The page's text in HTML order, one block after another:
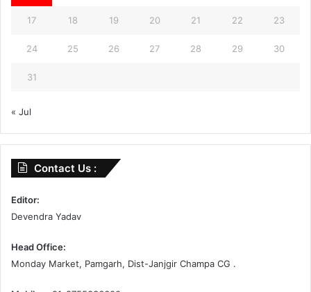
17 18 19 20 21 22 23
24 25 26 27 28 29 30
31
« Jul
Contact Us :
Editor:
Devendra Yadav
Head Office:
Monday Market, Pamgarh, Dist-Janjgir Champa CG .